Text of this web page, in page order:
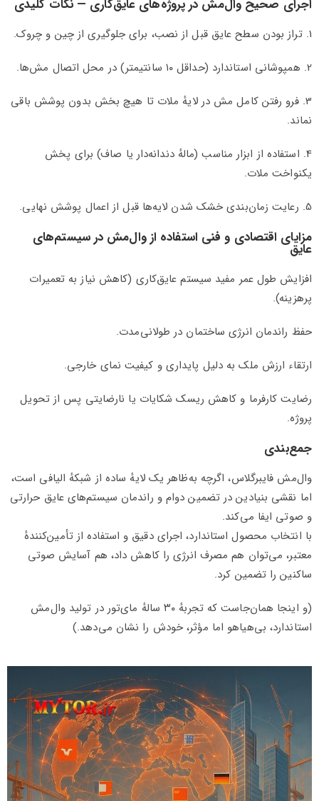
اجرای صحیح وال‌مش در پروژه‌های عایق‌کاری — نکات کلیدی
1. تراز بودن سطح عایق قبل از نصب، برای جلوگیری از چین و چروک.
2. همپوشانی استاندارد (حداقل ۱۰ سانتیمتر) در محل اتصال مش‌ها.
3. فرو رفتن کامل مش در لایهٔ ملات تا هیچ بخش بدون پوشش باقی
نماند.
4. استفاده از ابزار مناسب (مالهٔ دندانه‌دار یا صاف) برای پخش
یکنواخت ملات.
5. رعایت زمان‌بندی خشک شدن لایه‌ها قبل از اعمال پوشش نهایی.
مزایای اقتصادی و فنی استفاده از وال‌مش در سیستم‌های
عایق
افزایش طول عمر مفید سیستم عایق‌کاری (کاهش نیاز به تعمیرات
پرهزینه).
حفظ راندمان انرژی ساختمان در طولانی‌مدت.
ارتقاء ارزش ملک به دلیل پایداری و کیفیت نمای خارجی.
رضایت کارفرما و کاهش ریسک شکایات یا نارضایتی پس از تحویل
پروژه.
جمع‌بندی
وال‌مش فایبرگلاس، اگرچه به‌ظاهر یک لایهٔ ساده از شبکهٔ الیافی است،
اما نقشی بنیادین در تضمین دوام و راندمان سیستم‌های عایق حرارتی
و صوتی ایفا می‌کند.
با انتخاب محصول استاندارد، اجرای دقیق و استفاده از تأمین‌کنندهٔ
معتبر، می‌توان هم مصرف انرژی را کاهش داد، هم آسایش صوتی
ساکنین را تضمین کرد.
(و اینجا همان‌جاست که تجربهٔ ۳۰ سالهٔ مای‌تور در تولید وال‌مش
استاندارد، بی‌هیاهو اما مؤثر، خودش را نشان می‌دهد.)